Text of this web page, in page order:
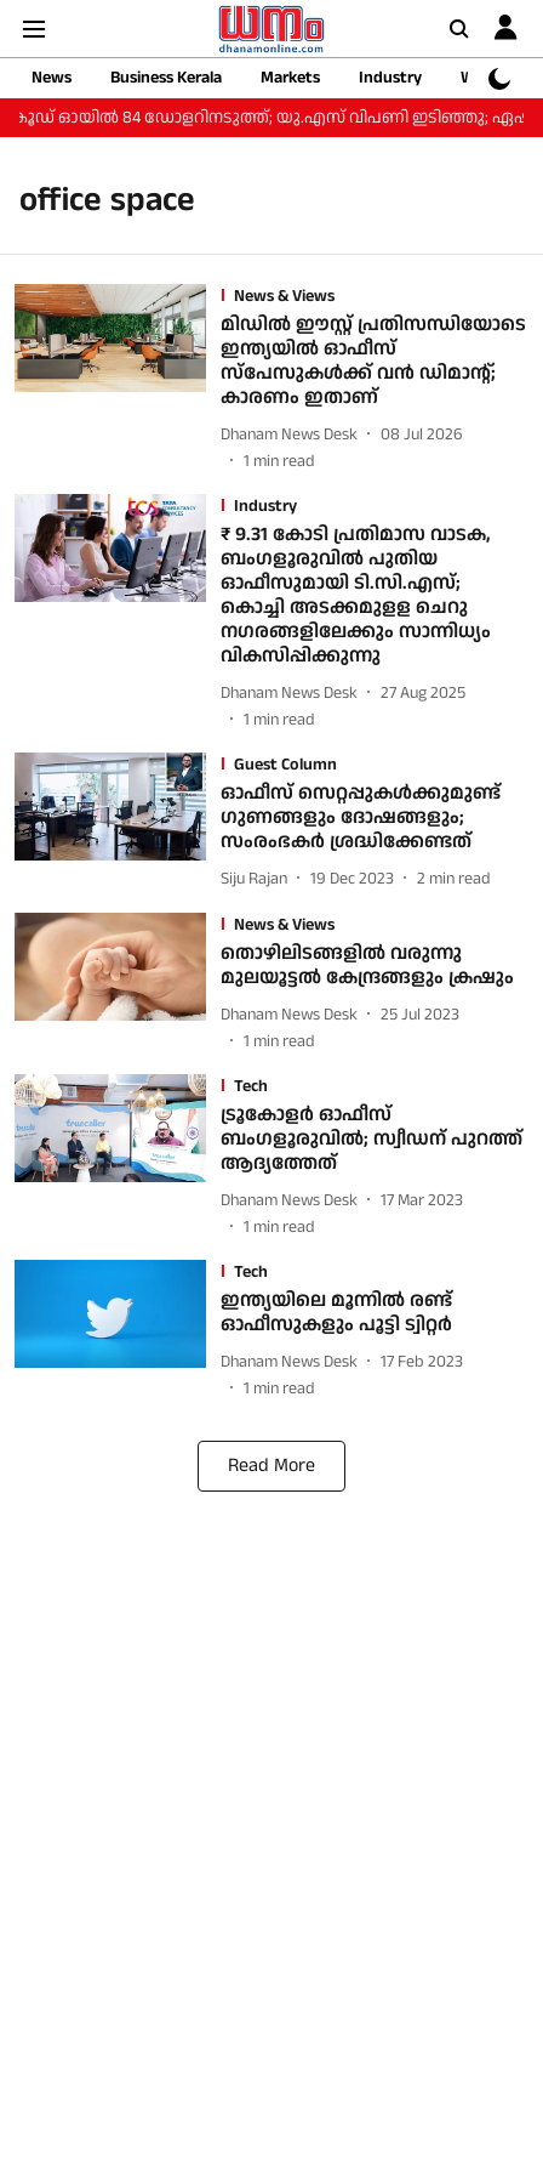
News Business Kerala Markets Industry
Web
ഓയിൽ 84 ഡോളറിനടുത്ത്; യു.എസ് വിപണി ഇടിഞ്ഞു; ഏഷ്യൻ
office space
News & Views
മിഡിൽ ഈസ്റ്റ് പ്രതിസന്ധിയോടെ
ഇന്ത്യയിൽ ഓഫീസ്
സ്പേസുകൾക്ക് വൻ ഡിമാൻ്റ്;
കാരണം ഇതാണ്
Dhanam News Desk
08 Jul 2026
1 min read
Industry
₹ 9.31 കോടി പ്രതിമാസ വാടക,
ബംഗളൂരുവില്‍ പുതിയ
ഓഫീസുമായി ടി.സി.എസ്;
കൊച്ചി അടക്കമുളള ചെറു
നഗരങ്ങളിലേക്കും സാന്നിധ്യം
വികസിപ്പിക്കുന്നു
Dhanam News Desk
27 Aug 2025
1 min read
Guest Column
ഓഫീസ് സെറ്റപ്പുകള്‍ക്കുമുണ്ട്
ഗുണങ്ങളും ദോഷങ്ങളും;
സംരംഭകര്‍ ശ്രദ്ധിക്കേണ്ടത്
Siju Rajan 19 Dec 2023 2 min read
News & Views
തൊഴിലിടങ്ങളില്‍ വരുന്നു
മുലയൂട്ടല്‍ കേന്ദ്രങ്ങളും ക്രഷും
Dhanam News Desk
25 Jul 2023
1 min read
Tech
ട്രൂകോളര്‍ ഓഫീസ്
ബംഗളൂരുവില്‍; സ്വീഡന് പുറത്ത്
ആദ്യത്തേത്
Dhanam News Desk
17 Mar 2023
1 min read
Tech
ഇന്ത്യയിലെ മൂന്നില്‍ രണ്ട്
ഓഫീസുകളും പൂട്ടി ട്വിറ്റര്‍
Dhanam News Desk
17 Feb 2023
1 min read
Read More